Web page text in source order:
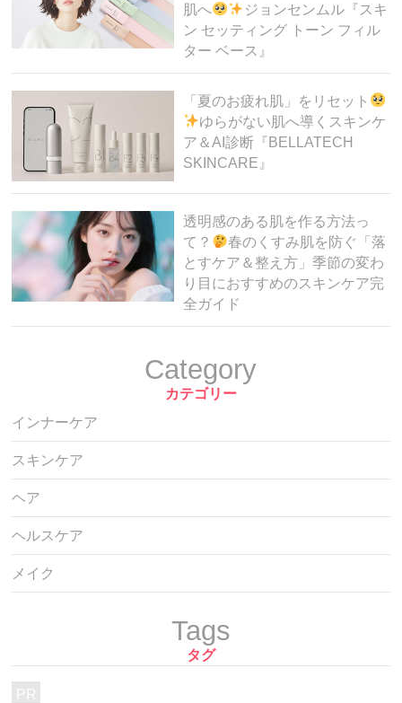
肌へ
ジョンセンムル『スキ
ン セッティング トーン フィル
ター ベース』
「夏のお疲れ肌」をリセット
ゆらがない肌へ導くスキンケ
ア＆AI診断『BELLATECH
SKINCARE』
透明感のある肌を作る方法っ
て？
春のくすみ肌を防ぐ「落
とすケア＆整え方」季節の変わ
り目におすすめのスキンケア完
全ガイド
Category
カテゴリー
インナーケア
スキンケア
ヘア
ヘルスケア
メイク
Tags
タグ
PR